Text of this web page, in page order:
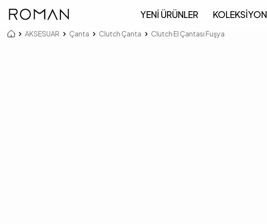
YENİ ÜRÜNLER KOLEKSİYON
AKSESUAR Çanta Clutch Çanta Clutch El Çantası Fuşya